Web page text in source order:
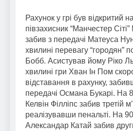
Рахунок у грі був відкритий
півзахисник “Манчестер
забив з передачі Матеуса
хвилині перевагу “городян”
Бобб. Асистував йому Ріко
хвилині гри Хван Ін Пом
відставання в рахунку,
передачі Османа Букарі. На
Келвін Філліпс забив третій
реалізувавши пенальті. На
Александар Катай забив